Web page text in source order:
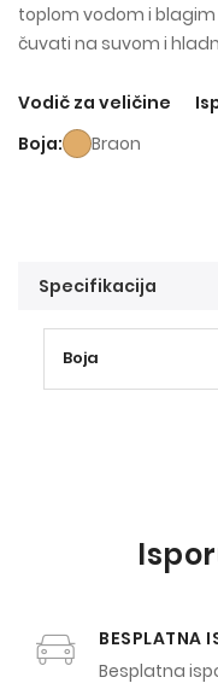
toplom vodom i
čuvati na suvom i
Vodič za veličine
Boja
Braon
Specifikacija
informacija
Boja
BESPLATNA
Besplatna